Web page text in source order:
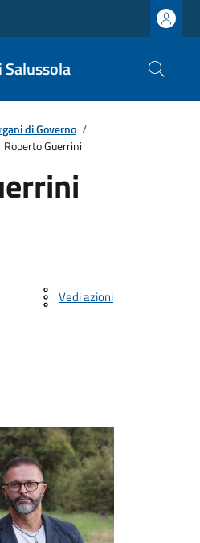
Salussola
di Governo /
Roberto Guerrini
Vedi azioni